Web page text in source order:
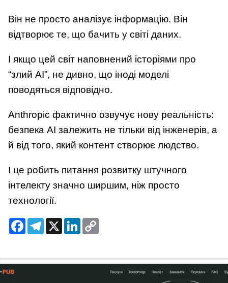
Він не просто аналізує інформацію. Він
відтворює те, що бачить у світі даних.
І якщо цей світ наповнений історіями про
“злий AI”, не дивно, що іноді моделі
поводяться відповідно.
Anthropic фактично озвучує нову реальність:
безпека AI залежить не тільки від інженерів, а
й від того, який контент створює людство.
І це робить питання розвитку штучного
інтелекту значно ширшим, ніж просто
технології.
FacebookTelegram
X LinkedIn